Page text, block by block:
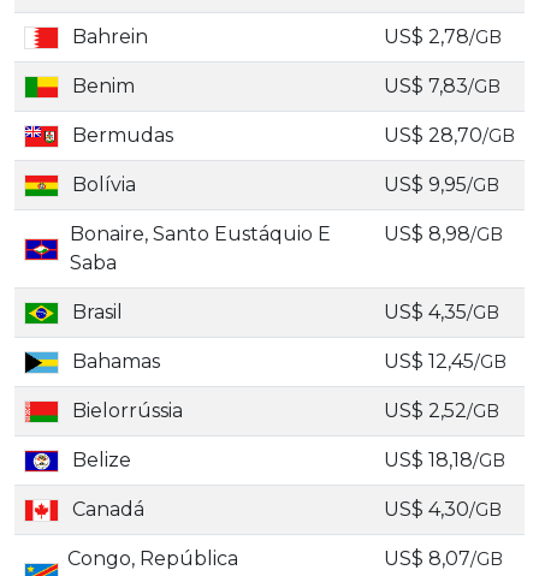
Bahrein US$ 2,78/GB
Benim US$ 7,83/GB
Bermudas US$ 28,70/GB
Bolívia US$ 9,95/GB
Bonaire, Santo Eustáquio E
Saba
US$ 8,98/GB
Brasil US$ 4,35/GB
Bahamas US$ 12,45/GB
Bielorrússia US$ 2,52/GB
Belize US$ 18,18/GB
Canadá US$ 4,30/GB
Congo, República
US$ 8,07/GB